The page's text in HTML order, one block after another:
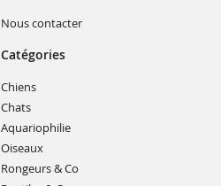
Nous contacter(ouvre
Catégories
Chiens(ouvre
dans
nouvelle
fenêtre)
Chats(ouvre
dans
une
nouvelle
fenêtre)
Aquariophilie(ouvre
dans
nouvelle
fenêtre)
Oiseaux(ouvre
dans
une
Rongeurs & Co(ouvre